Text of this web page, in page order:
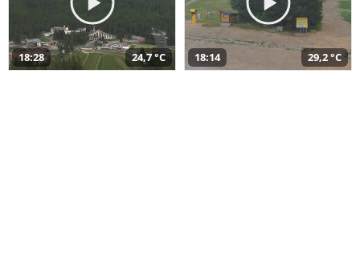
18:28 24,7 °C 18:14 29,2 °C